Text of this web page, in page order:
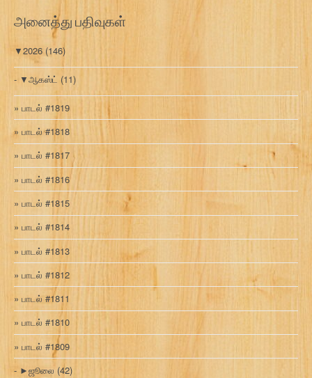
அனைத்து பதிவுகள்
▼2026 (146)
▼ஆகஸ்ட் (11)
பாடல் #1819
பாடல் #1818
பாடல் #1817
பாடல் #1816
பாடல் #1815
பாடல் #1814
பாடல் #1813
பாடல் #1812
பாடல் #1811
பாடல் #1810
பாடல் #1809
►ஜூலை (42)